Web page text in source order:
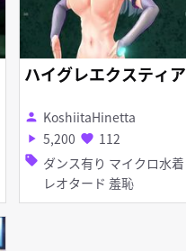
ハイグレエクスティア
person KoshiitaHinetta
play_arrow 5,200 favorite 112
sell ダンス有り マイクロ水着
レオタード 羞恥